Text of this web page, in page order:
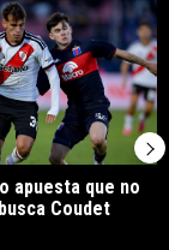
sobre los
tendencia con el
apuesta que no
Coudet